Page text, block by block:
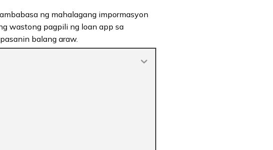
ng mahalagang impormasyon
wastong pagpili ng loan app sa
balang araw.